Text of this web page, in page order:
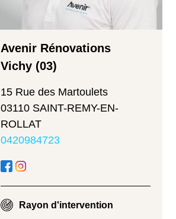
Avenir Rénovations
Vichy (03)
15 Rue des Martoulets
03110 SAINT-REMY-EN-
ROLLAT
0420984723
Rayon d'intervention